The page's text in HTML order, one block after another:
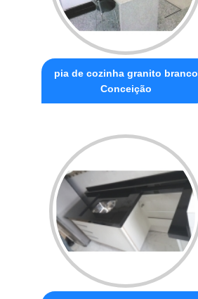
pia de cozinha granito branco
Conceição